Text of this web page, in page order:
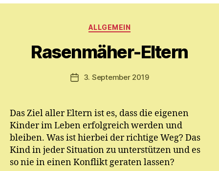
Kategorien
ALLGEMEIN
Rasenmäher-Eltern
Beitragsautor
n
y
ri
m
ic
h
el
Veröffentlichungsdatum
3. September 2019
Das Ziel aller Eltern ist es, dass die eigenen
Kinder im Leben erfolgreich werden und
bleiben. Was ist hierbei der richtige Weg? Das
Kind in jeder Situation zu unterstützen und es
so nie in einen Konflikt geraten lassen?